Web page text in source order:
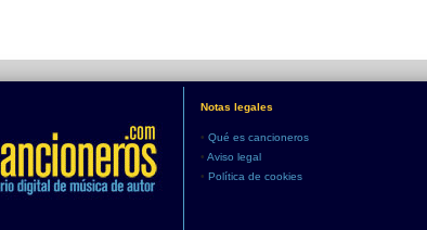
Notas legales
• Qué es cancioneros
• Aviso legal
• Política de cookies